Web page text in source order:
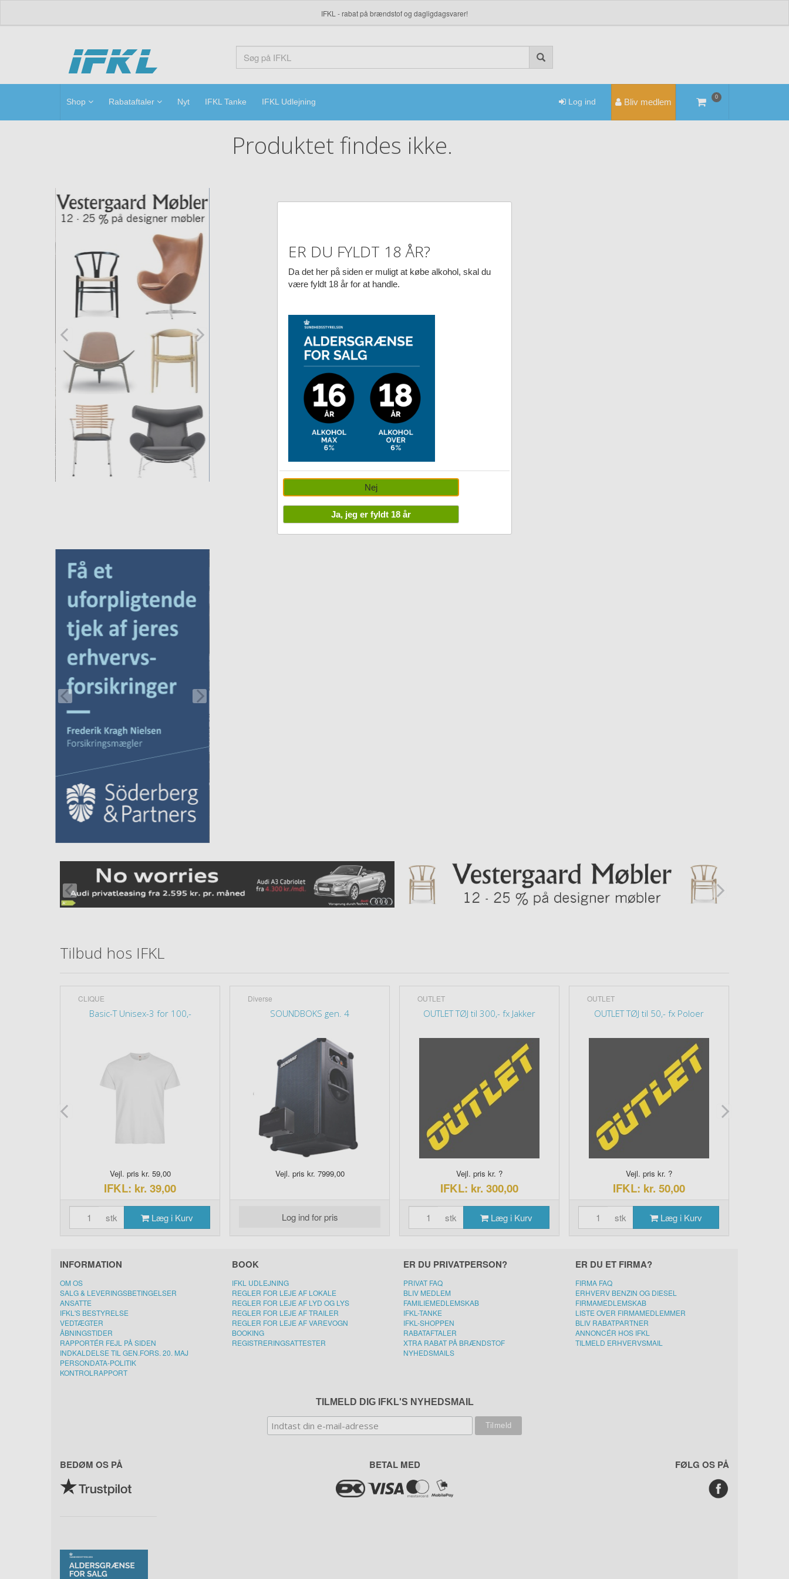
IFKL - rabat på brændstof og dagligdagsvarer!
ifkl
Shop Rabataftaler Nyt IFKL Tanke IFKL Udlejning 0
Bliv medlem
Log ind
Produktet findes ikke.
Tilbud hos IFKL
CLIQUE
Basic-T Unisex-3 for 100,-
Vejl. pris kr. 59,00
IFKL: kr. 39,00
stk Læg i Kurv
Diverse
SOUNDBOKS gen. 4
Vejl. pris kr. 7999,00
Log ind for pris
OUTLET
OUTLET TØJ til 300,- fx Jakker
Vejl. pris kr. ?
IFKL: kr. 300,00
stk Læg i Kurv
OUTLET
OUTLET TØJ til 50,- fx Poloer
Vejl. pris kr. ?
IFKL: kr. 50,00
stk Læg i Kurv
INFORMATION
OM OS
SALG & LEVERINGSBETINGELSER
ANSATTE
IFKL'S BESTYRELSE
VEDTÆGTER
ÅBNINGSTIDER
RAPPORTÉR FEJL PÅ SIDEN
INDKALDELSE TIL GEN.FORS. 20. MAJ
PERSONDATA-POLITIK
KONTROLRAPPORT
BOOK
IFKL UDLEJNING
REGLER FOR LEJE AF LOKALE
REGLER FOR LEJE AF LYD OG LYS
REGLER FOR LEJE AF TRAILER
REGLER FOR LEJE AF VAREVOGN
BOOKING
REGISTRERINGSATTESTER
ER DU PRIVATPERSON?
PRIVAT FAQ
BLIV MEDLEM
FAMILIEMEDLEMSKAB
IFKL-TANKE
IFKL-SHOPPEN
RABATAFTALER
XTRA RABAT PÅ BRÆNDSTOF
NYHEDSMAILS
ER DU ET FIRMA?
FIRMA FAQ
ERHVERV BENZIN OG DIESEL
FIRMAMEDLEMSKAB
LISTE OVER FIRMAMEDLEMMER
BLIV RABATPARTNER
ANNONCÉR HOS IFKL
TILMELD ERHVERVSMAIL
TILMELD DIG IFKL'S NYHEDSMAIL
BEDØM OS PÅ BETAL MED FØLG OS PÅ
ER DU FYLDT 18 ÅR?
Da det her på siden er muligt at købe alkohol, skal du
være fyldt 18 år for at handle.
Nej
Ja, jeg er fyldt 18 år